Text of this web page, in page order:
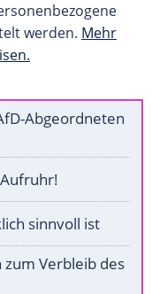
werden. Mehr
Abgeordneten
sinnvoll ist
Verbleib des